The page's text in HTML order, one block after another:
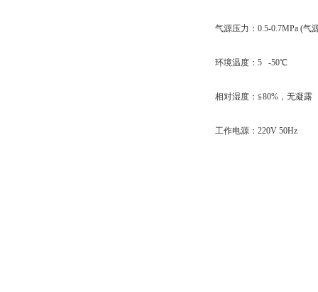
气源压力：0.5-0.7MPa (气
环境温度：5 -50℃
相对湿度：≦80%，无凝露
工作电源：220V 50Hz